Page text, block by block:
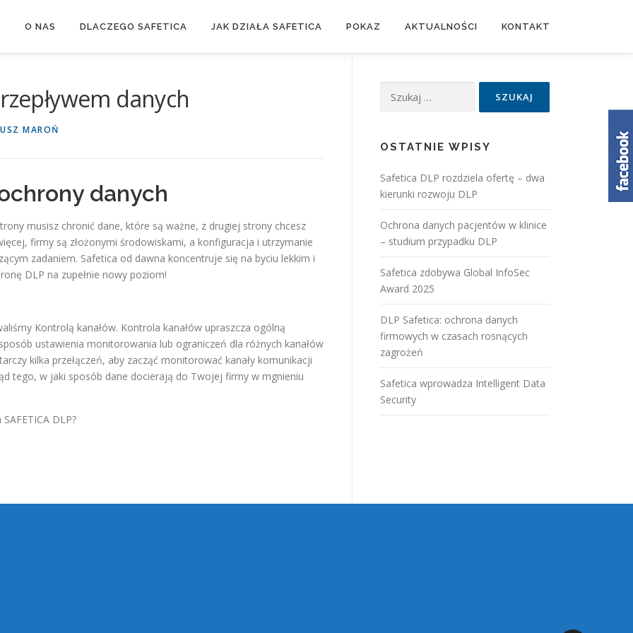
O NAS DLACZEGO SAFETICA JAK DZIAŁA SAFETICA POKAZ AKTUALNOŚCI KONTAKT
danych
MAROŃ
danych
musisz chronić dane, które są ważne, z drugiej strony chcesz
firmy są złożonymi środowiskami, a konfiguracja i utrzymanie
zadaniem. Safetica od dawna koncentruje się na byciu lekkim i
DLP na zupełnie nowy poziom!
Kontrolą kanałów. Kontrola kanałów upraszcza ogólną
ustawienia monitorowania lub ograniczeń dla różnych kanałów
kilka przełączeń, aby zacząć monitorować kanały komunikacji
tego, w jaki sposób dane docierają do Twojej firmy w mgnieniu
DLP?
OSTATNIE WPISY
Safetica DLP rozdziela ofertę – dwa
kierunki rozwoju DLP
Ochrona danych pacjentów w klinice
– studium przypadku DLP
Safetica zdobywa Global InfoSec
Award 2025
DLP Safetica: ochrona danych
firmowych w czasach rosnących
zagrożeń
Safetica wprowadza Intelligent Data
Security